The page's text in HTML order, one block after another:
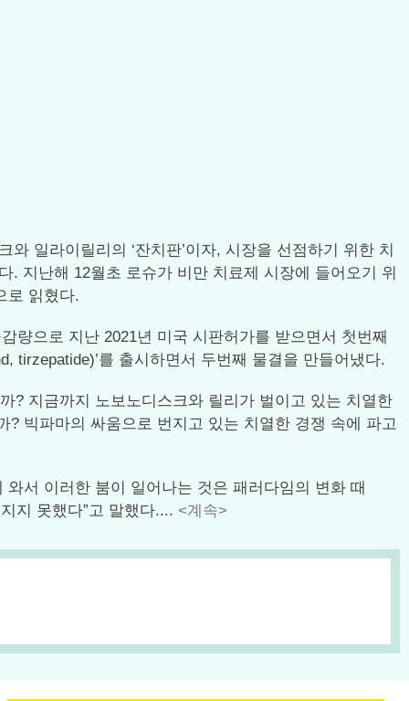
일라이릴리의 ‘잔치판’이자, 시장을 선점하기 위한 치
. 지난해 12월초 로슈가 비만 치료제 시장에 들어오기 위
로 읽혔다.
량으로 지난 2021년 미국 시판허가를 받으면서 첫번째
tirzepatide)’를 출시하면서 두번째 물결을 만들어냈다.
? 지금까지 노보노디스크와 릴리가 벌이고 있는 치열한
빅파마의 싸움으로 번지고 있는 치열한 경쟁 속에 파고
서 이러한 붐이 일어나는 것은 패러다임의 변화 때
지 못했다”고 말했다.... <계속>